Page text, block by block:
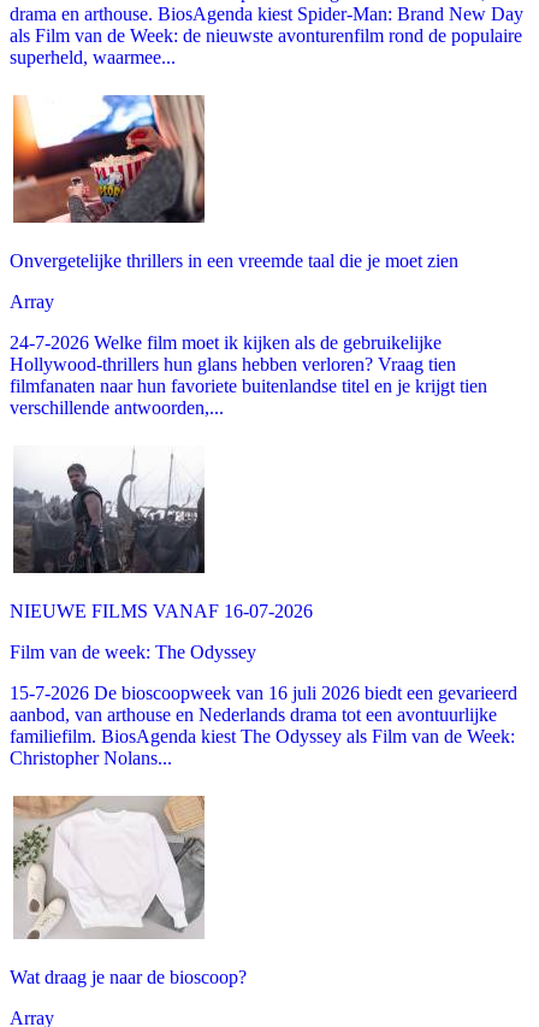
drama en arthouse. BiosAgenda kiest Spider-Man: Brand New Day
als Film van de Week: de nieuwste avonturenfilm rond de populaire
superheld, waarmee...
Onvergetelijke thrillers in een vreemde taal die je moet zien
Array
24-7-2026 Welke film moet ik kijken als de gebruikelijke
Hollywood-thrillers hun glans hebben verloren? Vraag tien
filmfanaten naar hun favoriete buitenlandse titel en je krijgt tien
verschillende antwoorden,...
NIEUWE FILMS VANAF 16-07-2026
Film van de week: The Odyssey
15-7-2026 De bioscoopweek van 16 juli 2026 biedt een gevarieerd
aanbod, van arthouse en Nederlands drama tot een avontuurlijke
familiefilm. BiosAgenda kiest The Odyssey als Film van de Week:
Christopher Nolans...
Wat draag je naar de bioscoop?
Array